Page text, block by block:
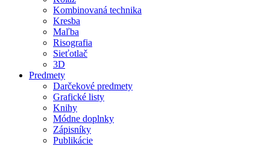
Kombinovaná technika
Kresba
Maľba
Risografia
Sieťotlač
3D
Predmety
Darčekové predmety
Grafické listy
Knihy
Módne doplnky
Zápisníky
Publikácie